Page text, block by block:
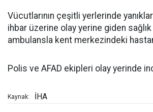
Vücutlarının çeşitli yerlerinde
ihbar üzerine olay yerine giden
ambulansla kent merkezindeki
Polis ve AFAD ekipleri olay yerinde
Kaynak: İHA